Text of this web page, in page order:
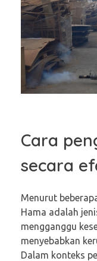
Cara
secara
Menurut
Hama adalah
mengganggu
menyebabkan
Dalam konteks